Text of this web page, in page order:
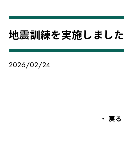
地震訓練を実施しました
2026/02/24
戻る